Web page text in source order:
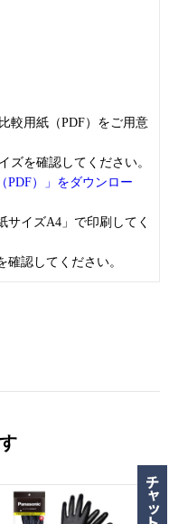
較用紙（PDF）をご用意
ズを確認してください。
PDF）」をダウンロー
サイズA4」で印刷してく
確認してください。